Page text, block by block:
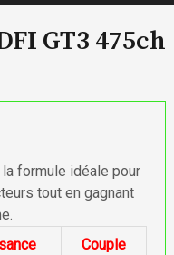
GT3 475ch
formule idéale pour
tout en gagnant
Couple